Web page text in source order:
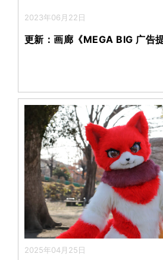
2023年06月22日
更新：画廊《MEGA BIG 广告
2025年04月25日